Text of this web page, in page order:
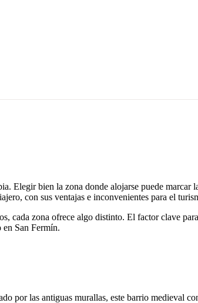
Elegir bien la zona donde alojarse puede marcar
con sus ventajas e inconvenientes para el
cada zona ofrece algo distinto. El factor clave
en San Fermín.
por las antiguas murallas, este barrio medieval